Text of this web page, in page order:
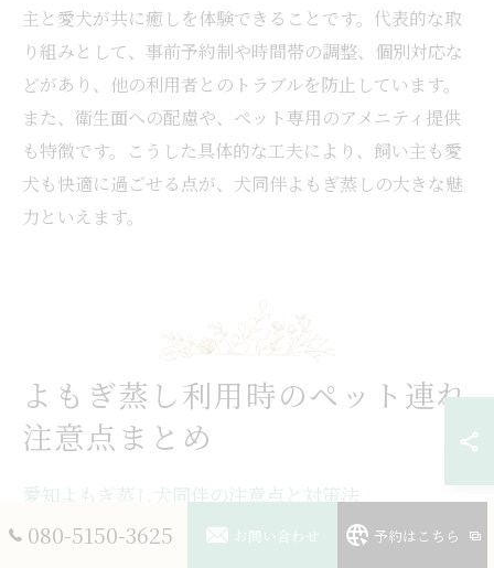
主と愛犬が共に癒しを体験できることです。代表的な取
り組みとして、事前予約制や時間帯の調整、個別対応な
どがあり、他の利用者とのトラブルを防止しています。
また、衛生面への配慮や、ペット専用のアメニティ提供
も特徴です。こうした具体的な工夫により、飼い主も愛
犬も快適に過ごせる点が、犬同伴よもぎ蒸しの大きな魅
力といえます。
よもぎ蒸し利用時のペット連れ
注意点まとめ
愛知よもぎ蒸し犬同伴の注意点と対策法
愛知県で犬同伴よもぎ蒸しを楽しむ際は、まずサロンが
080-5150-3625 お問い合わせ 予約はこちら